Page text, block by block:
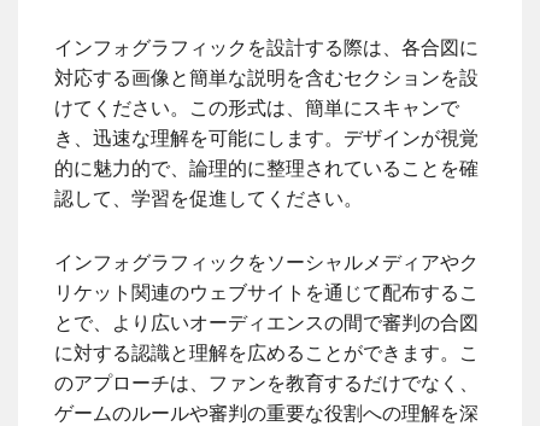
インフォグラフィックを設計する際は、各合図に
対応する画像と簡単な説明を含むセクションを設
けてください。この形式は、簡単にスキャンで
き、迅速な理解を可能にします。デザインが視覚
的に魅力的で、論理的に整理されていることを確
認して、学習を促進してください。
インフォグラフィックをソーシャルメディアやク
リケット関連のウェブサイトを通じて配布するこ
とで、より広いオーディエンスの間で審判の合図
に対する認識と理解を広めることができます。こ
のアプローチは、ファンを教育するだけでなく、
ゲームのルールや審判の重要な役割への理解を深